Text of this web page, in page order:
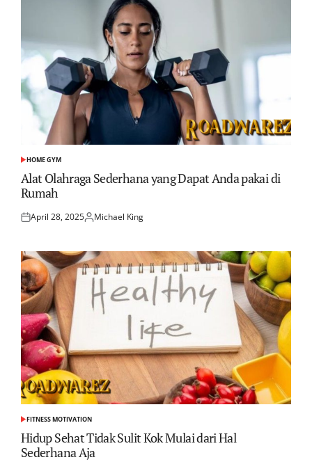
POSTED
IN
HOME GYM
Alat Olahraga Sederhana yang Dapat Anda pakai di
Rumah
Posted
April 28, 2025Posted
Michael King
POSTED
IN
FITNESS MOTIVATION
Hidup Sehat Tidak Sulit Kok Mulai dari Hal
Sederhana Aja